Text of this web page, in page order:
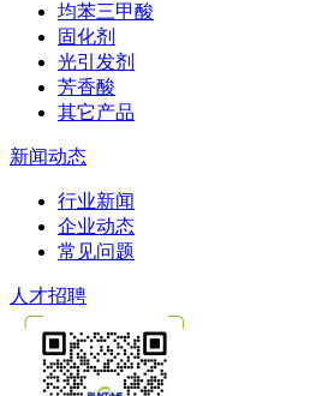
均苯三甲酸
固化剂
光引发剂
芳香酸
其它产品
新闻动态
行业新闻
企业动态
常见问题
人才招聘